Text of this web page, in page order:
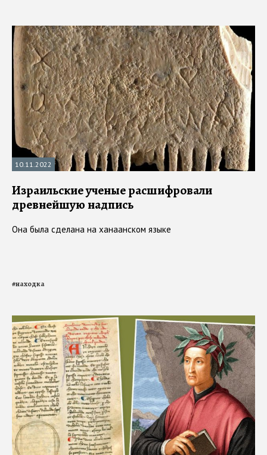
10.11.2022
Израильские ученые расшифровали
древнейшую надпись
Она была сделана на ханаанском языке
#находка